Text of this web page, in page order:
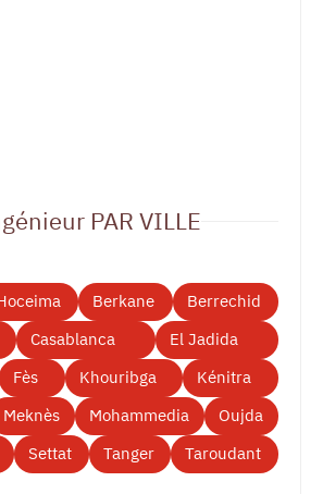
PAR VILLE
Berkane
Berrechid
Casablanca
El Jadida
Fès Khouribga
Kénitra
Meknès Mohammedia
Oujda
Settat Tanger Taroudant